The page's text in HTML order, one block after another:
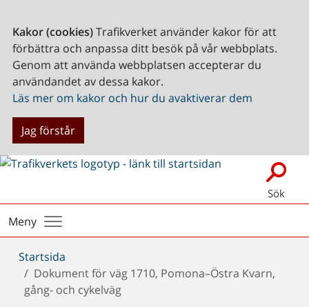
Kakor (cookies)Trafikverket använder kakor för att
förbättra och anpassa ditt besök på vår webbplats.
Genom att använda webbplatsen accepterar du
användandet av dessa kakor.
Läs mer om kakor och hur du avaktiverar dem
Jag förstår
Sök
Meny
Du
är
här:
Startsida
Dokument för väg 1710, Pomona–Östra Kvarn,
gång- och cykelväg